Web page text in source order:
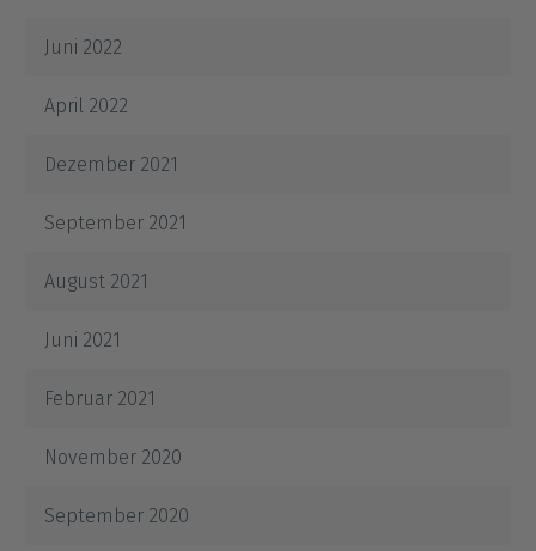
Juni 2022
April 2022
Dezember 2021
September 2021
August 2021
Juni 2021
Februar 2021
November 2020
September 2020